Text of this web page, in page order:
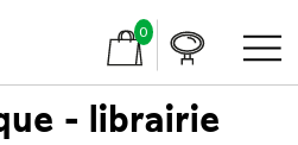
0
- librairie